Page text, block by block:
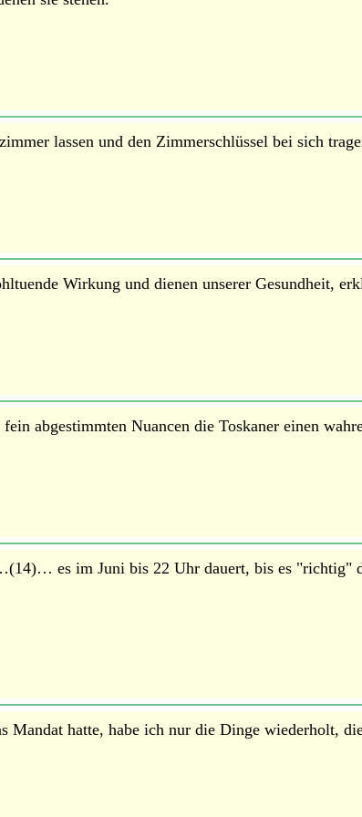
lassen und den Zimmerschlüssel bei sich
Wirkung und dienen unserer Gesundheit,
abgestimmten Nuancen die Toskaner einen
es im Juni bis 22 Uhr dauert, bis es "richtig"
hatte, habe ich nur die Dinge wiederholt,